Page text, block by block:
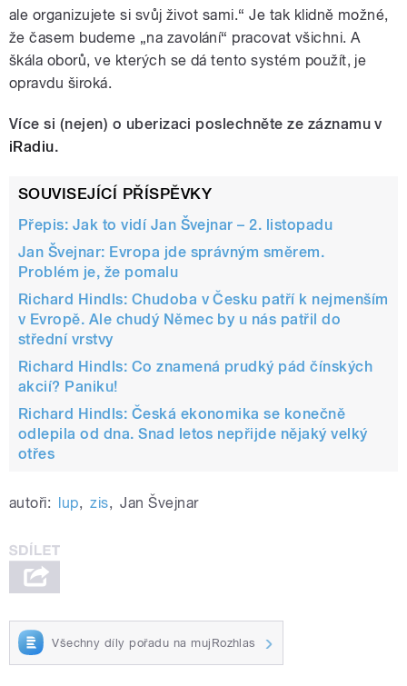
ale organizujete si svůj život sami.“ Je tak klidně možné,
že časem budeme „na zavolání“ pracovat všichni. A
škála oborů, ve kterých se dá tento systém použít, je
opravdu široká.
Více si (nejen) o uberizaci poslechněte ze záznamu v
iRadiu.
SOUVISEJÍCÍ PŘÍSPĚVKY
Přepis: Jak to vidí Jan Švejnar – 2. listopadu
Jan Švejnar: Evropa jde správným směrem.
Problém je, že pomalu
Richard Hindls: Chudoba v Česku patří k nejmenším
v Evropě. Ale chudý Němec by u nás patřil do
střední vrstvy
Richard Hindls: Co znamená prudký pád čínských
akcií? Paniku!
Richard Hindls: Česká ekonomika se konečně
odlepila od dna. Snad letos nepřijde nějaký velký
otřes
autoři: lup, zis, Jan Švejnar
Všechny díly pořadu na mujRozhlas